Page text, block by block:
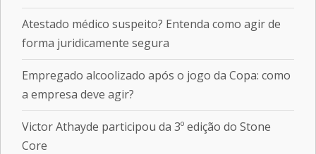
Atestado médico suspeito? Entenda como agir de
forma juridicamente segura
Empregado alcoolizado após o jogo da Copa: como
a empresa deve agir?
Victor Athayde participou da 3º edição do Stone
Core